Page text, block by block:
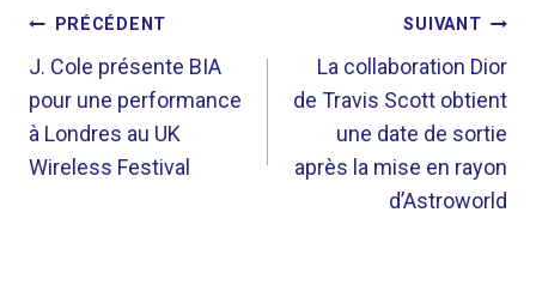
NAVIGATION
DE
L’ARTICLE
PRÉCÉDENT
J. Cole présente BIA
pour une performance
à Londres au UK
Wireless Festival
SUIVANT
La collaboration Dior
de Travis Scott obtient
une date de sortie
après la mise en rayon
d’Astroworld